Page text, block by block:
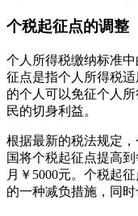
个税起征点的调整
个人所得税缴纳标准
征点是指个人所得税
的个人可以免征个人
民的切身利益。
根据最新的税法规定
国将个税起征点提高
月￥5000元。个税起
的一种减负措施，同